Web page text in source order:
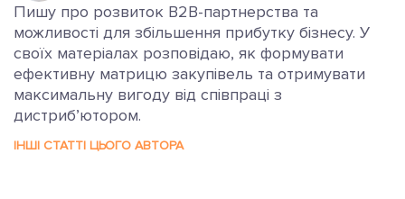
Пишу про розвиток B2B-партнерства та
можливості для збільшення прибутку бізнесу. У
своїх матеріалах розповідаю, як формувати
ефективну матрицю закупівель та отримувати
максимальну вигоду від співпраці з
дистриб’ютором.
ІНШІ СТАТТІ ЦЬОГО АВТОРА